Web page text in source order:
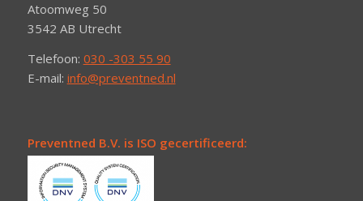
Atoomweg 50
3542 AB Utrecht
Telefoon: 030 -303 55 90
E-mail: info@preventned.nl
Preventned B.V. is ISO gecertificeerd: